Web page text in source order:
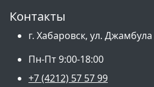
Контакты
г. Хабаровск, ул.
Пн-Пт 9:00-18:00
+7 (4212) 57 57 99